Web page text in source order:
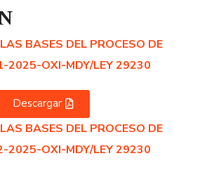
BASES DEL PROCESO DE
2025-OXI-MDY/LEY 29230
Descargar
BASES DEL PROCESO DE
2025-OXI-MDY/LEY 29230